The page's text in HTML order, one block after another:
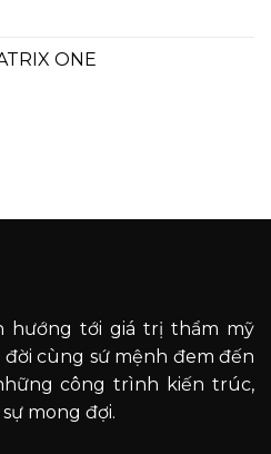
ONE
hướng tới giá trị thẩm mỹ
đời cùng sứ mệnh đem đến
công trình kiến trúc,
mong đợi.